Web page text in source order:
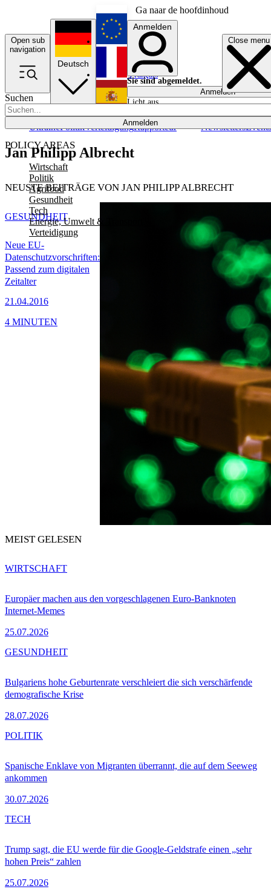
Ga naar de hoofdinhoud
Open sub
navigation
Close menu
Suchen
Anmelden
POLICY AREAS
Wirtschaft
Politik
Agrifood
Gesundheit
Tech
Energie, Umwelt & Transport
Verteidigung
UkrainePolitikVerteidigungRapporteur NewslettersEvents
Deutsch
English
Français
Anmelden
Sie sind abgemeldet.
Anmelden
Licht aus
Jan Philipp Albrecht
NEUSTE BEITRÄGE VON JAN PHILIPP ALBRECHT
Neue EU-
Datenschutzvorschriften:
Passend zum digitalen
Zeitalter
21.04.2016
GESUNDHEIT
4 MINUTEN
MEIST GELESEN
Europäer machen aus den vorgeschlagenen Euro-Banknoten
Internet-Memes
25.07.2026
WIRTSCHAFT
Bulgariens hohe Geburtenrate verschleiert die sich verschärfende
demografische Krise
28.07.2026
GESUNDHEIT
Spanische Enklave von Migranten überrannt, die auf dem Seeweg
ankommen
30.07.2026
POLITIK
Trump sagt, die EU werde für die Google-Geldstrafe einen „sehr
hohen Preis“ zahlen
25.07.2026
TECH